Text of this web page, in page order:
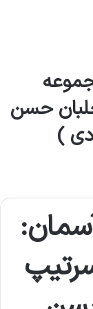
حسن
)